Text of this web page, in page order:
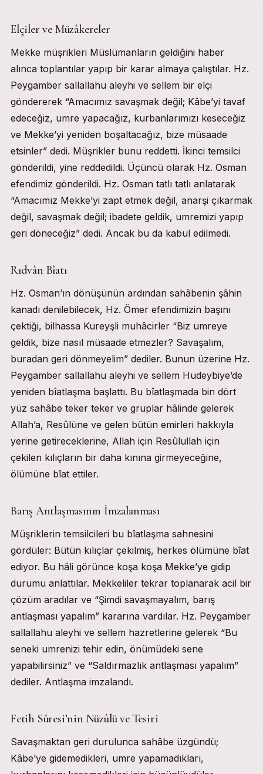
Elçiler ve Müzâkereler
Mekke müşrikleri Müslümanların geldiğini haber
alınca toplantılar yapıp bir karar almaya çalıştılar. Hz.
Peygamber sallallahu aleyhi ve sellem bir elçi
göndererek “Amacımız savaşmak değil; Kâbe’yi tavaf
edeceğiz, umre yapacağız, kurbanlarımızı keseceğiz
ve Mekke’yi yeniden boşaltacağız, bize müsaade
etsinler” dedi. Müşrikler bunu reddetti. İkinci temsilci
gönderildi, yine reddedildi. Üçüncü olarak Hz. Osman
efendimiz gönderildi. Hz. Osman tatlı tatlı anlatarak
“Amacımız Mekke’yi zapt etmek değil, anarşi çıkarmak
değil, savaşmak değil; ibadete geldik, umremizi yapıp
geri döneceğiz” dedi. Ancak bu da kabul edilmedi.
Rıdvân Bîatı
Hz. Osman’ın dönüşünün ardından sahâbenin şâhin
kanadı denilebilecek, Hz. Ömer efendimizin başını
çektiği, bilhassa Kureyşli muhâcirler “Biz umreye
geldik, bize nasıl müsaade etmezler? Savaşalım,
buradan geri dönmeyelim” dediler. Bunun üzerine Hz.
Peygamber sallallahu aleyhi ve sellem Hudeybiye’de
yeniden bîatlaşma başlattı. Bu bîatlaşmada bin dört
yüz sahâbe teker teker ve gruplar hâlinde gelerek
Allah’a, Resûlüne ve gelen bütün emirleri hakkıyla
yerine getireceklerine, Allah için Resûlullah için
çekilen kılıçların bir daha kınına girmeyeceğine,
ölümüne bîat ettiler.
Barış Antlaşmasının İmzalanması
Müşriklerin temsilcileri bu bîatlaşma sahnesini
gördüler: Bütün kılıçlar çekilmiş, herkes ölümüne bîat
ediyor. Bu hâli görünce koşa koşa Mekke’ye gidip
durumu anlattılar. Mekkeliler tekrar toplanarak acil bir
çözüm aradılar ve “Şimdi savaşmayalım, barış
antlaşması yapalım” kararına vardılar. Hz. Peygamber
sallallahu aleyhi ve sellem hazretlerine gelerek “Bu
seneki umrenizi tehir edin, önümüdeki sene
yapabilirsiniz” ve “Saldırmazlık antlaşması yapalım”
dediler. Antlaşma imzalandı.
Fetih Sûresi’nin Nüzûlü ve Tesiri
Savaşmaktan geri durulunca sahâbe üzgündü;
Kâbe’ye gidemedikleri, umre yapamadıkları,